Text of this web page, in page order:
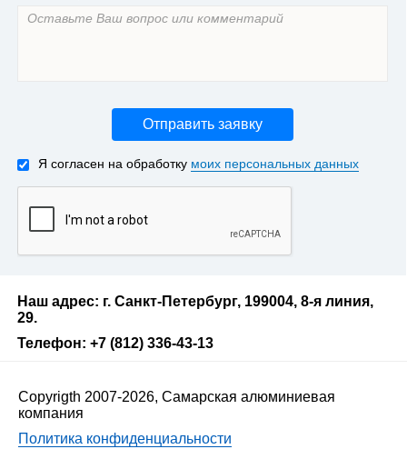
Отправить заявку
Я согласен на обработку моих персональных данных
Наш адрес: г. Санкт-Петербург, 199004, 8-я линия,
29.
Телефон: +7 (812) 336-43-13
Copyrigth 2007-2026, Самарская алюминиевая
компания
Политика конфиденциальности